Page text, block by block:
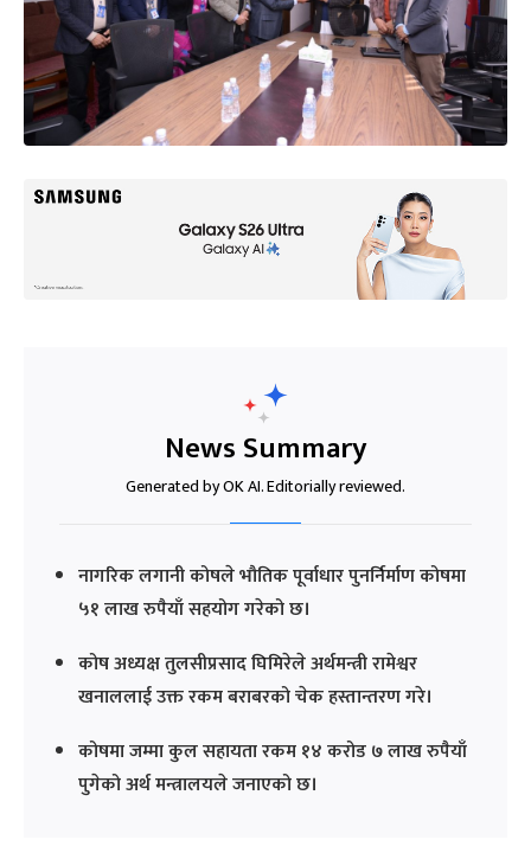
News Summary
Generated by OK AI. Editorially reviewed.
नागरिक लगानी कोषले भौतिक पूर्वाधार पुनर्निर्माण कोषमा
५१ लाख रुपैयाँ सहयोग गरेको छ।
कोष अध्यक्ष तुलसीप्रसाद घिमिरेले अर्थमन्त्री रामेश्वर
खनाललाई उक्त रकम बराबरको चेक हस्तान्तरण गरे।
कोषमा जम्मा कुल सहायता रकम १४ करोड ७ लाख रुपैयाँ
पुगेको अर्थ मन्त्रालयले जनाएको छ।